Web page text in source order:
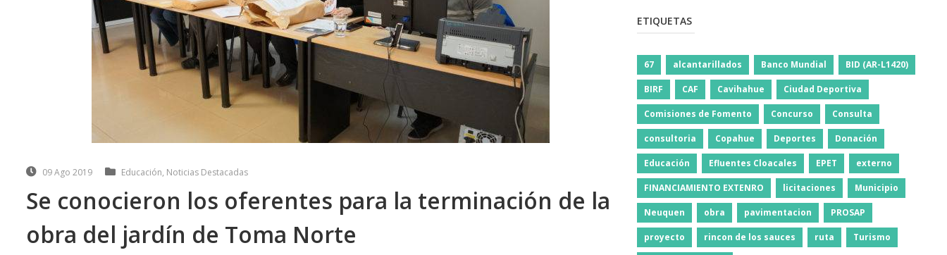
09 Ago 2019 Educación, Noticias Destacadas
Se conocieron los oferentes para la terminación de la
obra del jardín de Toma Norte
ETIQUETAS
67 alcantarillados Banco Mundial BID (AR-L1420)
BIRF CAF Cavihahue Ciudad Deportiva
Comisiones de Fomento Concurso Consulta
consultoria Copahue Deportes Donación
Educación Efluentes Cloacales EPET externo
FINANCIAMIENTO EXTENRO licitaciones Municipio
Neuquen obra pavimentacion PROSAP
proyecto rincon de los sauces ruta Turismo